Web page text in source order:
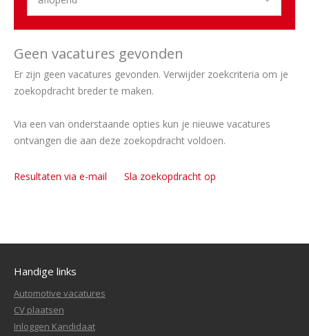
Geen vacatures gevonden
Er zijn geen vacatures gevonden. Verwijder zoekcriteria om je
zoekopdracht breder te maken.
Via een van onderstaande opties kun je nieuwe vacatures
ontvangen die aan deze zoekopdracht voldoen.
Resultaten via e-mail Sla zoekopdracht op
Handige links
Automotive vacatures
CV plaatsen
Inloggen Kandidaat